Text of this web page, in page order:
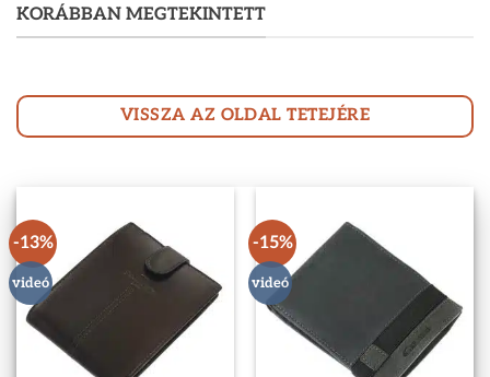
KORÁBBAN MEGTEKINTETT
VISSZA AZ OLDAL TETEJÉRE
-13%
videó
-15%
videó